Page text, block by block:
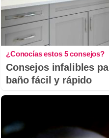
¿Conocías estos 5 consejos?
Consejos infalibles
baño fácil y rápido